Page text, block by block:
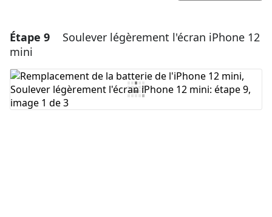
Ajouter un commentaire
Ajouter un commentaire
Étape 9
Soulever légèrement l'écran iPhone 12
mini